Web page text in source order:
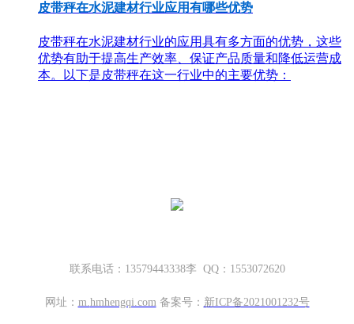
皮带秤在水泥建材行业应用有哪些优势
皮带秤在水泥建材行业的应用具有多方面的优势，这些
优势有助于提高生产效率、保证产品质量和降低运营成
本。以下是皮带秤在这一行业中的主要优势：
联系电话：13579443338李 QQ：1553072620
网址： m. hmhengqi.com 备案号： 新ICP备2021001232号